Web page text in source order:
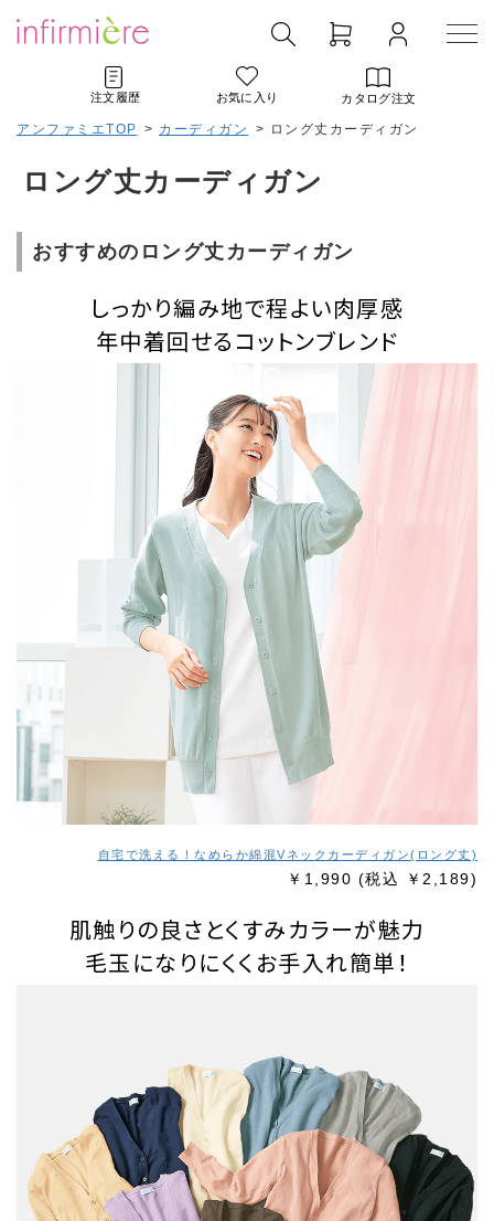
注文履歴 お気に入り カタログ注文
アンファミエTOP > カーディガン > ロング丈カーディガン
ロング丈カーディガン
おすすめのロング丈カーディガン
しっかり編み地で程よい肉厚感
年中着回せるコットンブレンド
自宅で洗える！なめらか綿混Vネックカーディガン(ロング丈)
￥1,990 (税込 ￥2,189)
肌触りの良さとくすみカラーが魅力
毛玉になりにくくお手入れ簡単！